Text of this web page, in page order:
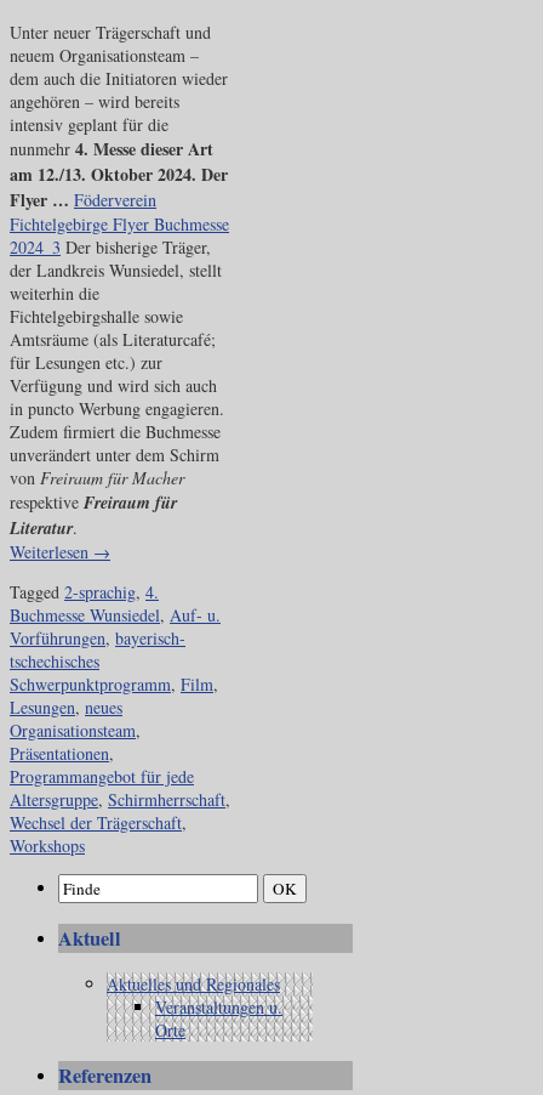
Unter neuer Trägerschaft und
neuem Organisationsteam –
dem auch die Initiatoren wieder
angehören – wird bereits
intensiv geplant für die
nunmehr 4. Messe dieser Art
am 12./13. Oktober 2024. Der
Flyer … Föderverein
Fichtelgebirge Flyer Buchmesse
2024_3 Der bisherige Träger,
der Landkreis Wunsiedel, stellt
weiterhin die
Fichtelgebirgshalle sowie
Amtsräume (als Literaturcafé;
für Lesungen etc.) zur
Verfügung und wird sich auch
in puncto Werbung engagieren.
Zudem firmiert die Buchmesse
unverändert unter dem Schirm
von Freiraum für Macher
respektive Freiraum für
Literatur.
Weiterlesen →
Tagged 2-sprachig, 4.
Buchmesse Wunsiedel, Auf- u.
Vorführungen, bayerisch-
tschechisches
Schwerpunktprogramm, Film,
Lesungen, neues
Organisationsteam,
Präsentationen,
Programmangebot für jede
Altersgruppe, Schirmherrschaft,
Wechsel der Trägerschaft,
Workshops
Aktuell
Aktuelles und Regionales
Veranstaltungen u.
Orte
Referenzen